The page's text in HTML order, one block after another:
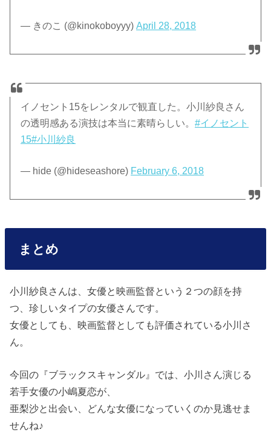
— きのこ (@kinokoboyyy)April 28, 2018
イノセント15をレンタルで観直した。小川紗良さん
の透明感ある演技は本当に素晴らしい。#イノセント
15#小川紗良
— hide (@hideseashore) February 6, 2018
まとめ
小川紗良さんは、女優と映画監督という２つの顔を持
つ、珍しいタイプの女優さんです。
女優としても、映画監督としても評価されている小川さ
ん。
今回の『ブラックスキャンダル』では、小川さん演じる
若手女優の小嶋夏恋が、
亜梨沙と出会い、どんな女優になっていくのか見逃せま
せんね♪